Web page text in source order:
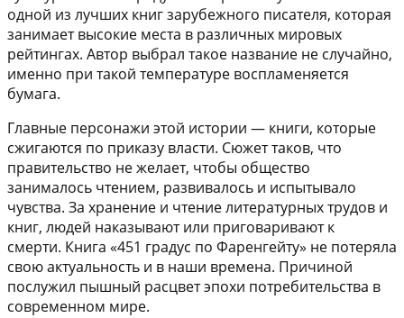
одной из лучших книг зарубежного писателя, которая
занимает высокие места в различных мировых
рейтингах. Автор выбрал такое название не случайно,
именно при такой температуре воспламеняется
бумага.
Главные персонажи этой истории — книги, которые
сжигаются по приказу власти. Сюжет таков, что
правительство не желает, чтобы общество
занималось чтением, развивалось и испытывало
чувства. За хранение и чтение литературных трудов и
книг, людей наказывают или приговаривают к
смерти. Книга «451 градус по Фаренгейту» не потеряла
свою актуальность и в наши времена. Причиной
послужил пышный расцвет эпохи потребительства в
современном мире.